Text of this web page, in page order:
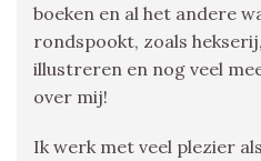
boeken en al het andere
rondspookt, zoals
illustreren en nog veel
over mij!
Ik werk met veel plezier